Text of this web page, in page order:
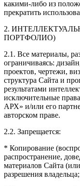
какими-либо из
прекратить
2.
ПОРТФОЛИО)
2.1. Все материалы,
ограничиваясь:
проектов, чертежи,
структура Сайта и
результатами
исключительные
АРХ» и/или его
авторском праве.
2.2. Запрещается:
* Копирование
распространение,
материалов Сайта
разрешения владельца;